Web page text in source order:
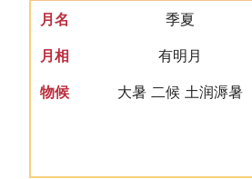
月名
季夏
月相
有明月
物候
大暑 二候 土润溽暑